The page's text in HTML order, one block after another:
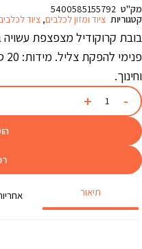
מק"ט 5400585155792
קטגוריות ציוד ומזון לכלבים, ציוד
בובת קרוקודיל מצפצפת
וחינוך.
תיאור